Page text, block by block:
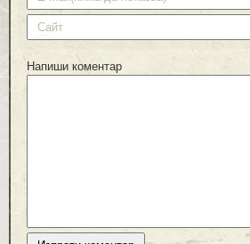
Напиши коментар